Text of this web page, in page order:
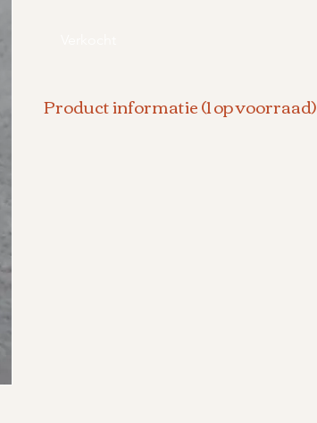
Product informatie (1 op voorraad)